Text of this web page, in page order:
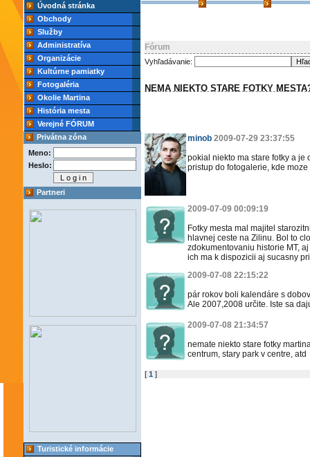
Úvodná stránka
Obchody
Služby
Administratíva
Organizácie
Kultúrne pamiatky
Fotogaléria
Okolie Martina
História mesta
Verejné FÓRUM
Privátna zóna
Meno:
Heslo:
Partneri
Turistické informácie
Fórum
Vyhľadávanie:
NEMA NIEKTO STARE FOTKY
minob 2009-07-29 23:37:55
pokial niekto ma stare fotky a je
pristup do fotogalerie, kde
2009-07-09 00:09:19
Fotky mesta mal majitel
hlavnej ceste na Zilinu. Bol to
zdokumentovaniu historie MT,
ich ma k dispozicii aj sucasny
2009-07-08 22:15:22
pár rokov boli kalendáre s
Ale 2007,2008 určite. Iste sa
2009-07-08 21:34:57
nemate niekto stare fotky
centrum, stary park v centre, atd
[ 1 ]